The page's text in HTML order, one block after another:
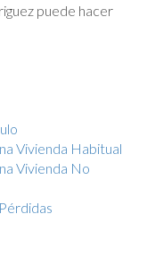
puede hacer
Vivienda Habitual
Vivienda No